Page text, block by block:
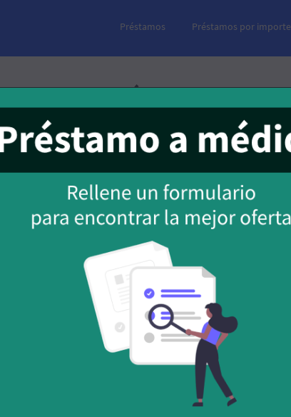
Préstamos Préstamos por importe
un préstamo
solicitar financiación a una entidad crediticia, ya sea
en ciertas obligaciones de pago mientras dure la
el cumplir con los plazos acordados.